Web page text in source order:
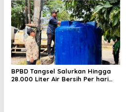
Keberlanjutan
BPBD Tangsel Salurkan Hingga
28.000 Liter Air Bersih Per hari